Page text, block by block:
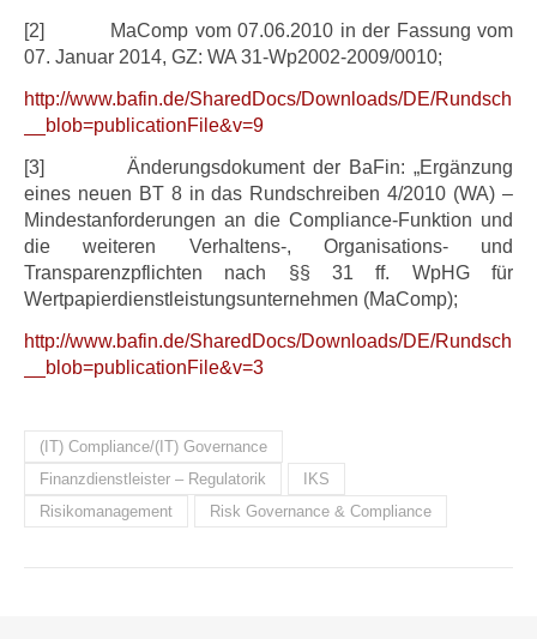
[2] MaComp vom 07.06.2010 in der Fassung vom
07. Januar 2014, GZ: WA 31-Wp2002-2009/0010;
http://www.bafin.de/SharedDocs/Downloads/DE/
__blob=publicationFile&v=9
[3] Änderungsdokument der BaFin: „Ergänzung
eines neuen BT 8 in das Rundschreiben 4/2010 (WA) –
Mindestanforderungen an die Compliance-Funktion und
die weiteren Verhaltens-, Organisations- und
Transparenzpflichten nach §§ 31 ff. WpHG für
Wertpapierdienstleistungsunternehmen (MaComp);
http://www.bafin.de/SharedDocs/Downloads/DE/
__blob=publicationFile&v=3
(IT) Compliance/(IT) Governance
Finanzdienstleister – Regulatorik
IKS
Risikomanagement
Risk Governance & Compliance